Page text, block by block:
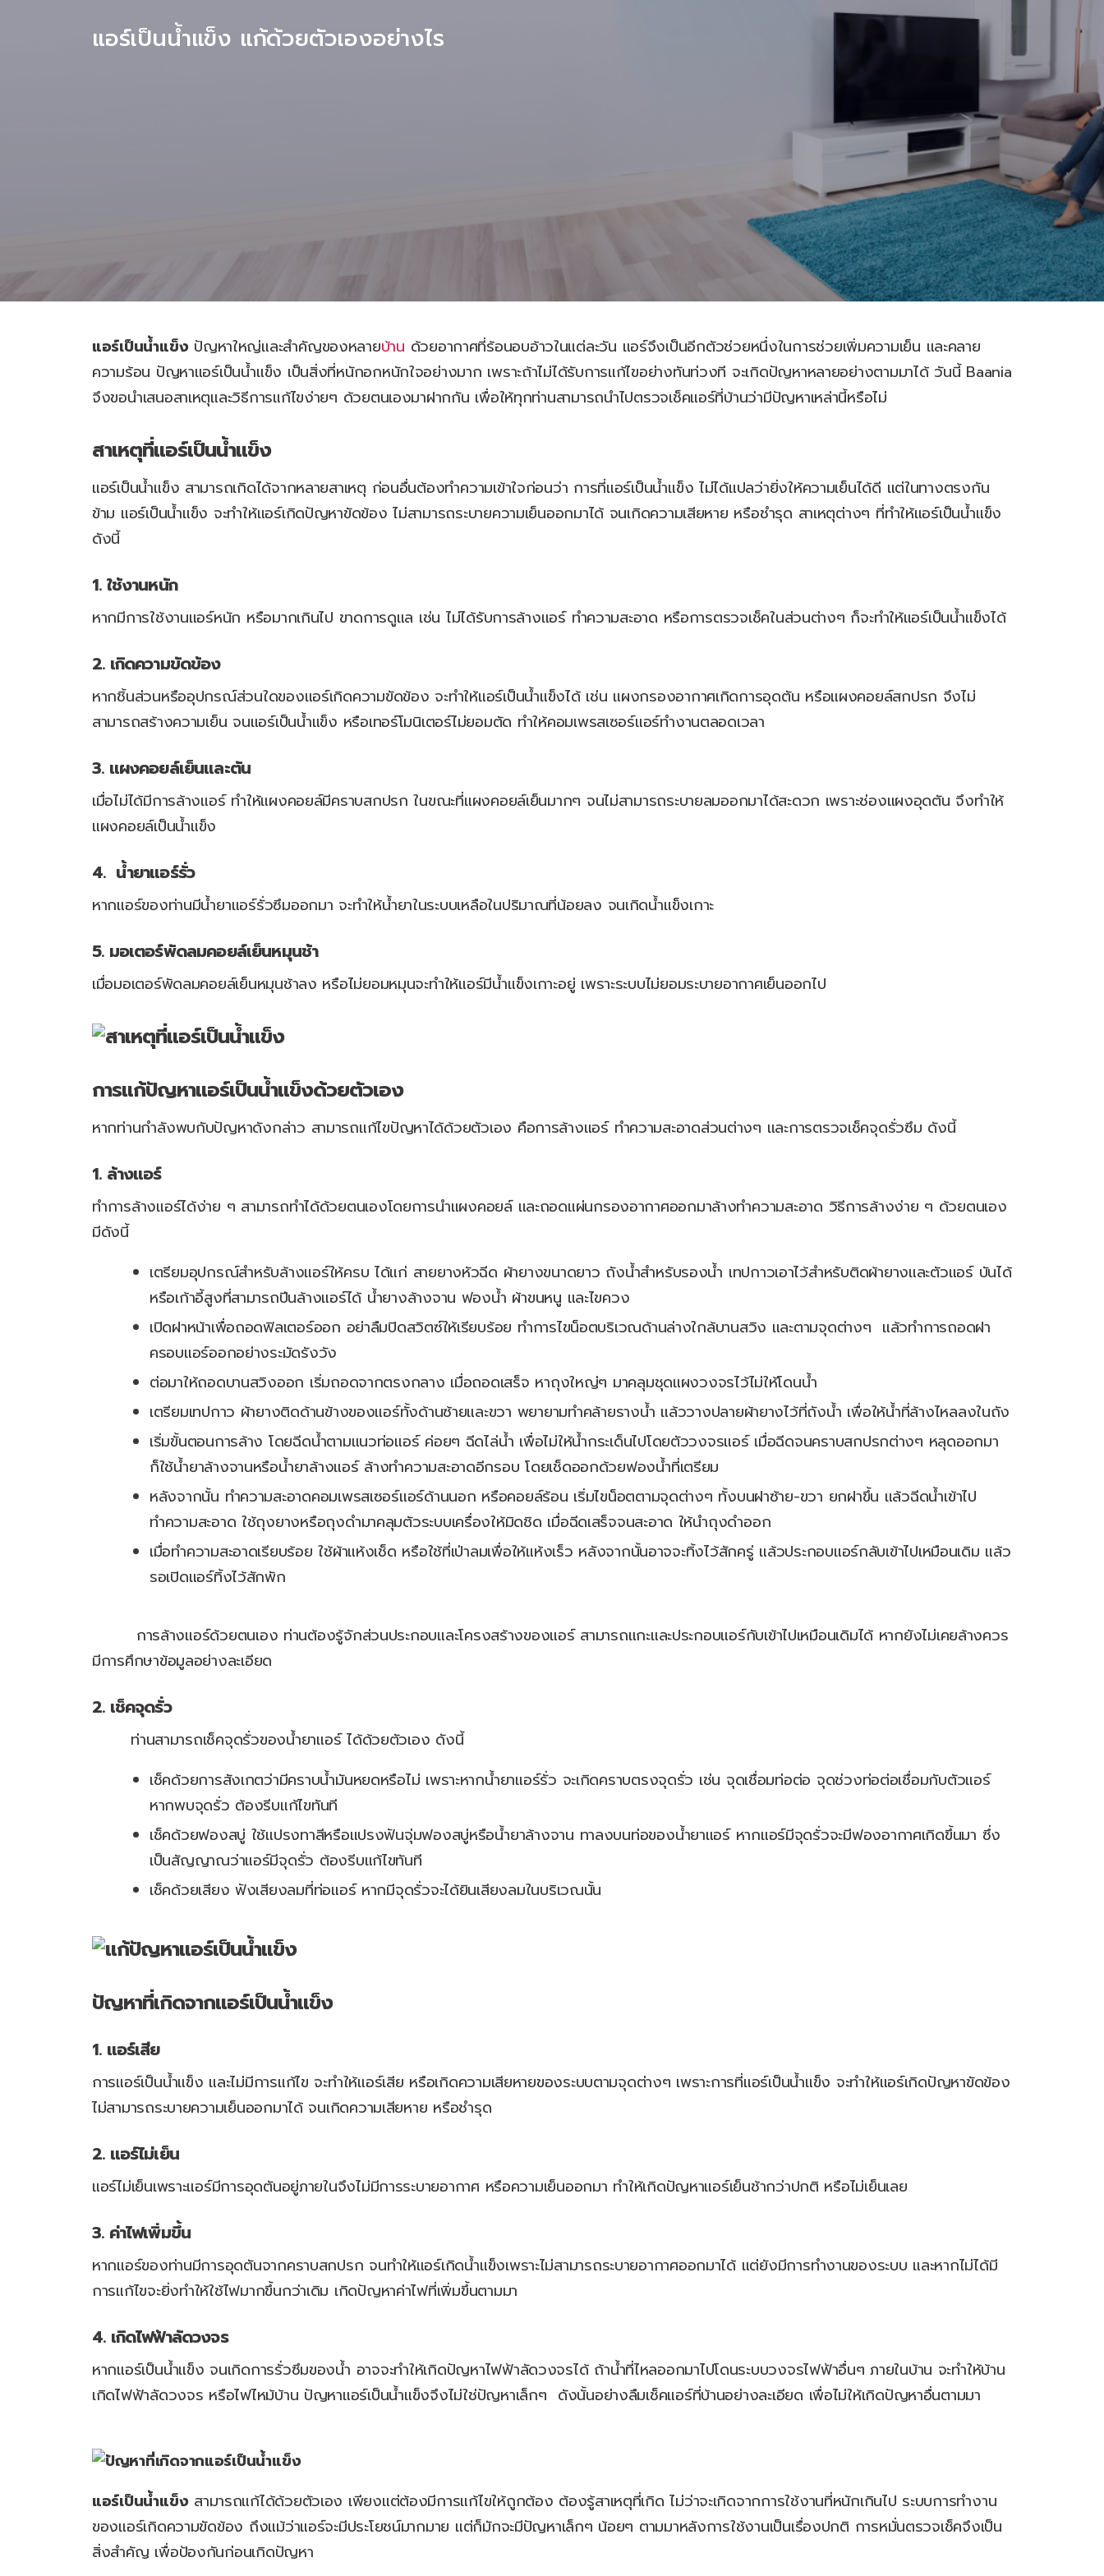
แอร์เป็นน้ำแข็ง แก้ด้วยตัวเองอย่างไร
แอร์เป็นน้ำแข็งปัญหาใหญ่และสำคัญของหลายบ้าน ด้วยอากาศที่ร้อนอบอ้าวในแต่ละวัน แอร์จึงเป็นอีกตัวช่วยหนึ่งในการช่วยเพิ่มความเย็น และคลาย
ความร้อน ปัญหาแอร์เป็นน้ำแข็ง เป็นสิ่งที่หนักอกหนักใจอย่างมาก เพราะถ้าไม่ได้รับการแก้ไขอย่างทันท่วงที จะเกิดปัญหาหลายอย่างตามมาได้ วันนี้ Baania
จึงขอนำเสนอสาเหตุและวิธีการแก้ไขง่ายๆ ด้วยตนเองมาฝากกัน เพื่อให้ทุกท่านสามารถนำไปตรวจเช็คแอร์ที่บ้านว่ามีปัญหาเหล่านี้หรือไม่
สาเหตุที่แอร์เป็นน้ำแข็ง
แอร์เป็นน้ำแข็ง สามารถเกิดได้จากหลายสาเหตุ ก่อนอื่นต้องทำความเข้าใจก่อนว่า การที่แอร์เป็นน้ำแข็ง ไม่ได้แปลว่ายิ่งให้ความเย็นได้ดี แต่ในทางตรงกัน
ข้าม แอร์เป็นน้ำแข็ง จะทำให้แอร์เกิดปัญหาขัดข้อง ไม่สามารถระบายความเย็นออกมาได้ จนเกิดความเสียหาย หรือชำรุด สาเหตุต่างๆ ที่ทำให้แอร์เป็นน้ำแข็ง
ดังนี้
1. ใช้งานหนัก
หากมีการใช้งานแอร์หนัก หรือมากเกินไป ขาดการดูแล เช่น ไม่ได้รับการล้างแอร์ ทำความสะอาด หรือการตรวจเช็คในส่วนต่างๆ ก็จะทำให้แอร์เป็นน้ำแข็งได้
2. เกิดความขัดข้อง
หากชิ้นส่วนหรืออุปกรณ์ส่วนใดของแอร์เกิดความขัดข้อง จะทำให้แอร์เป็นน้ำแข็งได้ เช่น แผงกรองอากาศเกิดการอุดตัน หรือแผงคอยล์สกปรก จึงไม่
สามารถสร้างความเย็น จนแอร์เป็นน้ำแข็ง หรือเทอร์โมนิเตอร์ไม่ยอมตัด ทำให้คอมเพรสเซอร์แอร์ทำงานตลอดเวลา
3. แผงคอยล์เย็นและตัน
เมื่อไม่ได้มีการล้างแอร์ ทำให้แผงคอยล์มีคราบสกปรก ในขณะที่แผงคอยล์เย็นมากๆ จนไม่สามารถระบายลมออกมาได้สะดวก เพราะช่องแผงอุดตัน จึงทำให้
แผงคอยล์เป็นน้ำแข็ง
4. น้ำยาแอร์รั่ว
หากแอร์ของท่านมีน้ำยาแอร์รั่วซึมออกมา จะทำให้น้ำยาในระบบเหลือในปริมาณที่น้อยลง จนเกิดน้ำแข็งเกาะ
5. มอเตอร์พัดลมคอยล์เย็นหมุนช้า
เมื่อมอเตอร์พัดลมคอยล์เย็นหมุนช้าลง หรือไม่ยอมหมุนจะทำให้แอร์มีน้ำแข็งเกาะอยู่ เพราะระบบไม่ยอมระบายอากาศเย็นออกไป
การแก้ปัญหาแอร์เป็นน้ำแข็งด้วยตัวเอง
หากท่านกำลังพบกับปัญหาดังกล่าว สามารถแก้ไขปัญหาได้ด้วยตัวเอง คือการล้างแอร์ ทำความสะอาดส่วนต่างๆ และการตรวจเช็คจุดรั่วซึม ดังนี้
1. ล้างแอร์
ทำการล้างแอร์ได้ง่าย ๆ สามารถทำได้ด้วยตนเองโดยการนำแผงคอยล์ และถอดแผ่นกรองอากาศออกมาล้างทำความสะอาด วิธีการล้างง่าย ๆ ด้วยตนเอง
มีดังนี้
เตรียมอุปกรณ์สำหรับล้างแอร์ให้ครบ ได้แก่ สายยางหัวฉีด ผ้ายางขนาดยาว ถังน้ำสำหรับรองน้ำ เทปกาวเอาไว้สำหรับติดผ้ายางและตัวแอร์ บันได้
หรือเก้าอี้สูงที่สามารถปีนล้างแอร์ได้ น้ำยางล้างจาน ฟองน้ำ ผ้าขนหนู และไขควง
เปิดฝาหน้าเพื่อถอดฟิลเตอร์ออก อย่าลืมปิดสวิตซ์ให้เรียบร้อย ทำการไขน็อตบริเวณด้านล่างใกล้บานสวิง และตามจุดต่างๆ แล้วทำการถอดฝา
ครอบแอร์ออกอย่างระมัดรังวัง
ต่อมาให้ถอดบานสวิงออก เริ่มถอดจากตรงกลาง เมื่อถอดเสร็จ หาถุงใหญ่ๆ มาคลุมชุดแผงวงจรไว้ไม่ให้โดนน้ำ
เตรียมเทปกาว ผ้ายางติดด้านข้างของแอร์ทั้งด้านซ้ายและขวา พยายามทำคล้ายรางน้ำ แล้ววางปลายผ้ายางไว้ที่ถังน้ำ เพื่อให้น้ำที่ล้างไหลลงในถัง
เริ่มขั้นตอนการล้าง โดยฉีดน้ำตามแนวท่อแอร์ ค่อยๆ ฉีดไล่น้ำ เพื่อไม่ให้น้ำกระเด็นไปโดยตัววงจรแอร์ เมื่อฉีดจนคราบสกปรกต่างๆ หลุดออกมา
ก็ใช้น้ำยาล้างจานหรือน้ำยาล้างแอร์ ล้างทำความสะอาดอีกรอบ โดยเช็ดออกด้วยฟองน้ำที่เตรียม
หลังจากนั้น ทำความสะอาดคอมเพรสเซอร์แอร์ด้านนอก หรือคอยล์ร้อน เริ่มไขน็อตตามจุดต่างๆ ทั้งบนฝาซ้าย-ขวา ยกฝาขึ้น แล้วฉีดน้ำเข้าไป
ทำความสะอาด ใช้ถุงยางหรือถุงดำมาคลุมตัวระบบเครื่องให้มิดชิด เมื่อฉีดเสร็จจนสะอาด ให้นำถุงดำออก
เมื่อทำความสะอาดเรียบร้อย ใช้ผ้าแห้งเช็ด หรือใช้ที่เป่าลมเพื่อให้แห้งเร็ว หลังจากนั้นอาจจะทิ้งไว้สักครู่ แล้วประกอบแอร์กลับเข้าไปเหมือนเดิม แล้ว
รอเปิดแอร์ทิ้งไว้สักพัก
การล้างแอร์ด้วยตนเอง ท่านต้องรู้จักส่วนประกอบและโครงสร้างของแอร์ สามารถแกะและประกอบแอร์กับเข้าไปเหมือนเดิมได้ หากยังไม่เคยล้างควร
มีการศึกษาข้อมูลอย่างละเอียด
2. เช็คจุดรั่ว
ท่านสามารถเช็คจุดรั่วของน้ำยาแอร์ ได้ด้วยตัวเอง ดังนี้
เช็คด้วยการสังเกตว่ามีคราบน้ำมันหยดหรือไม่ เพราะหากน้ำยาแอร์รั่ว จะเกิดคราบตรงจุดรั่ว เช่น จุดเชื่อมท่อต่อ จุดช่วงท่อต่อเชื่อมกับตัวแอร์
หากพบจุดรั่ว ต้องรีบแก้ไขทันที
เช็คด้วยฟองสบู่ ใช้แปรงทาสีหรือแปรงฟันจุ่มฟองสบู่หรือน้ำยาล้างจาน ทาลงบนท่อของน้ำยาแอร์ หากแอร์มีจุดรั่วจะมีฟองอากาศเกิดขึ้นมา ซึ่ง
เป็นสัญญาณว่าแอร์มีจุดรั่ว ต้องรีบแก้ไขทันที
เช็คด้วยเสียง ฟังเสียงลมที่ท่อแอร์ หากมีจุดรั่วจะได้ยินเสียงลมในบริเวณนั้น
ปัญหาที่เกิดจากแอร์เป็นน้ำแข็ง
1. แอร์เสีย
การแอร์เป็นน้ำแข็ง และไม่มีการแก้ไข จะทำให้แอร์เสีย หรือเกิดความเสียหายของระบบตามจุดต่างๆ เพราะการที่แอร์เป็นน้ำแข็ง จะทำให้แอร์เกิดปัญหาขัดข้อง
ไม่สามารถระบายความเย็นออกมาได้ จนเกิดความเสียหาย หรือชำรุด
2. แอร์ไม่เย็น
แอร์ไม่เย็นเพราะแอร์มีการอุดตันอยู่ภายในจึงไม่มีการระบายอากาศ หรือความเย็นออกมา ทำให้เกิดปัญหาแอร์เย็นช้ากว่าปกติ หรือไม่เย็นเลย
3. ค่าไฟเพิ่มขึ้น
หากแอร์ของท่านมีการอุดตันจากคราบสกปรก จนทำให้แอร์เกิดน้ำแข็งเพราะไม่สามารถระบายอากาศออกมาได้ แต่ยังมีการทำงานของระบบ และหากไม่ได้มี
การแก้ไขจะยิ่งทำให้ใช้ไฟมากขึ้นกว่าเดิม เกิดปัญหาค่าไฟที่เพิ่มขึ้นตามมา
4. เกิดไฟฟ้าลัดวงจร
หากแอร์เป็นน้ำแข็ง จนเกิดการรั่วซึมของน้ำ อาจจะทำให้เกิดปัญหาไฟฟ้าลัดวงจรได้ ถ้าน้ำที่ไหลออกมาไปโดนระบบวงจรไฟฟ้าอื่นๆ ภายในบ้าน จะทำให้บ้าน
เกิดไฟฟ้าลัดวงจร หรือไฟไหม้บ้าน ปัญหาแอร์เป็นน้ำแข็งจึงไม่ใช่ปัญหาเล็กๆ ดังนั้นอย่างลืมเช็คแอร์ที่บ้านอย่างละเอียด เพื่อไม่ให้เกิดปัญหาอื่นตามมา
แอร์เป็นน้ำแข็งสามารถแก้ได้ด้วยตัวเอง เพียงแต่ต้องมีการแก้ไขให้ถูกต้อง ต้องรู้สาเหตุที่เกิด ไม่ว่าจะเกิดจากการใช้งานที่หนักเกินไป ระบบการทำงาน
ของแอร์เกิดความขัดข้อง ถึงแม้ว่าแอร์จะมีประโยชน์มากมาย แต่ก็มักจะมีปัญหาเล็กๆ น้อยๆ ตามมาหลังการใช้งานเป็นเรื่องปกติ การหมั่นตรวจเช็คจึงเป็น
สิ่งสำคัญ เพื่อป้องกันก่อนเกิดปัญหา